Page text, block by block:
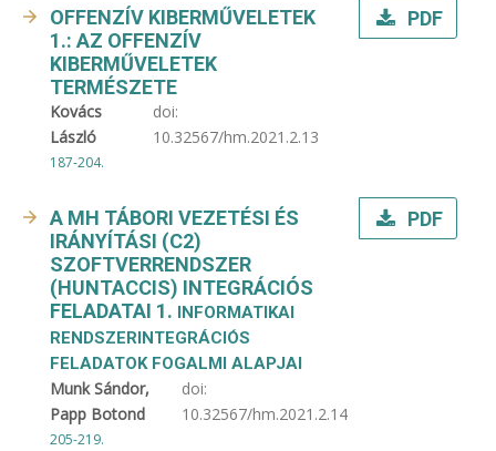
OFFENZÍV KIBERMŰVELETEK
1.: AZ OFFENZÍV
KIBERMŰVELETEK
TERMÉSZETE
Kovács
László
doi:
10.32567/hm.2021.2.13
187-204.
PDF
A MH TÁBORI VEZETÉSI ÉS
IRÁNYÍTÁSI (C2)
SZOFTVERRENDSZER
(HUNTACCIS) INTEGRÁCIÓS
FELADATAI 1.
INFORMATIKAI
RENDSZERINTEGRÁCIÓS
FELADATOK FOGALMI ALAPJAI
Munk Sándor,
Papp Botond
doi:
10.32567/hm.2021.2.14
205-219.
PDF